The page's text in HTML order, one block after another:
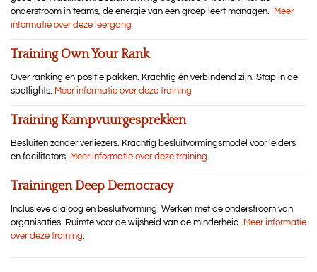
onderstroom in teams, de energie van een groep leert managen.
Meer
informatie over deze leergang
Training Own Your Rank
Over ranking en positie pakken. Krachtig én verbindend zijn. Stap in de
spotlights. Meer informatie over deze training
Training Kampvuurgesprekken
Besluiten zonder verliezers. Krachtig besluitvormingsmodel voor leiders
en facilitators. Meer informatie over deze training.
Trainingen Deep Democracy
Inclusieve dialoog en besluitvorming. Werken met de onderstroom van
organisaties. Ruimte voor de wijsheid van de minderheid. Meer informatie
over deze training.